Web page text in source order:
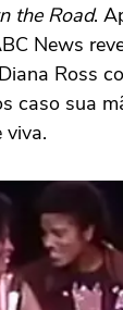
the Road.
News
Ross
caso sua
viva.